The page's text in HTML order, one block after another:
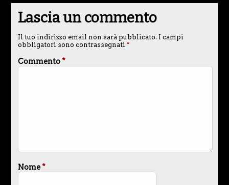
Lascia un commento
Il tuo indirizzo email non sarà pubblicato. I campi
obbligatori sono contrassegnati *
Commento*
Nome*